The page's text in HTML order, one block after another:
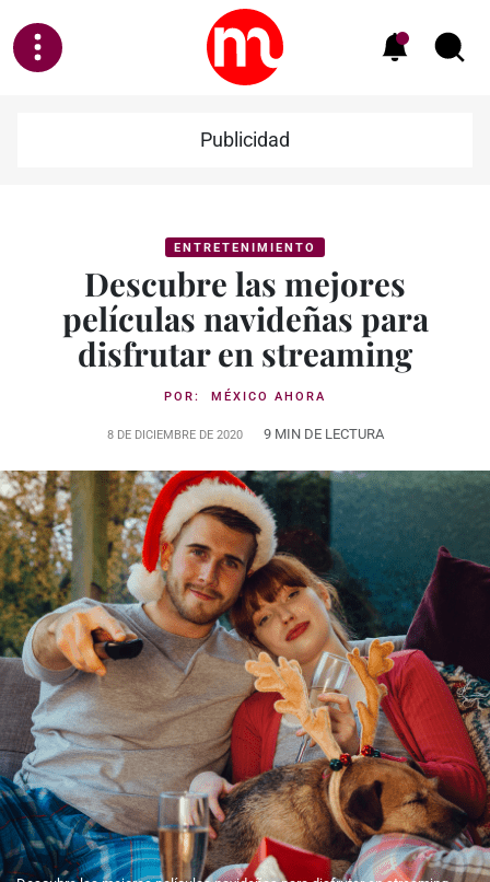
Publicidad
ENTRETENIMIENTO
Descubre las mejores
películas navideñas para
disfrutar en streaming
POR: MÉXICO AHORA
8 DE DICIEMBRE DE 2020 9 MIN DE LECTURA